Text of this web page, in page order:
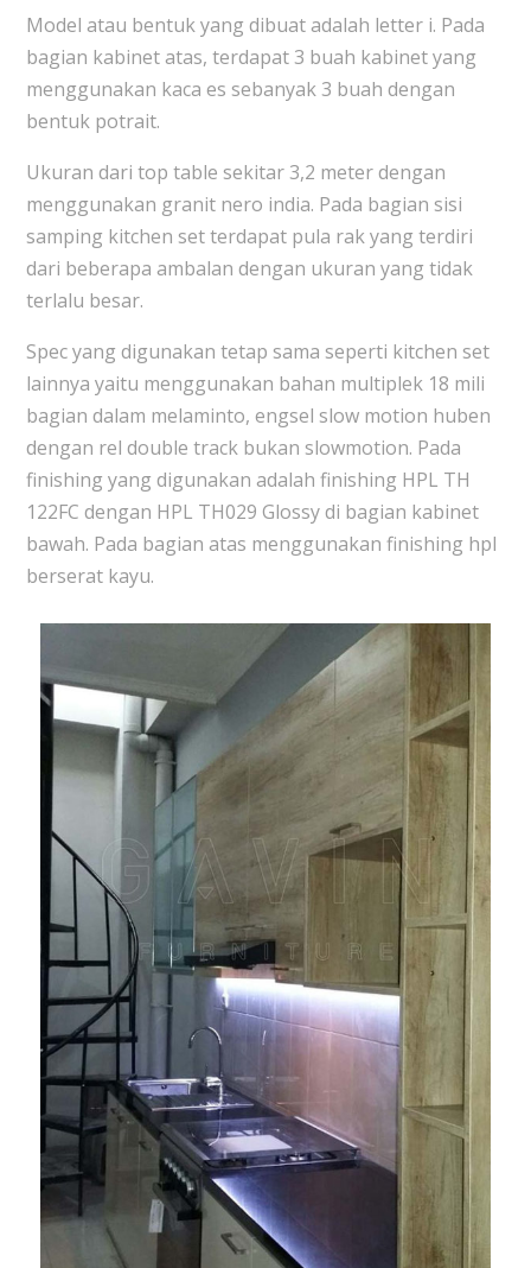
Model atau bentuk yang dibuat adalah letter i. Pada
bagian kabinet atas, terdapat 3 buah kabinet yang
menggunakan kaca es sebanyak 3 buah dengan
bentuk potrait.
Ukuran dari top table sekitar 3,2 meter dengan
menggunakan granit nero india. Pada bagian sisi
samping kitchen set terdapat pula rak yang terdiri
dari beberapa ambalan dengan ukuran yang tidak
terlalu besar.
Spec yang digunakan tetap sama seperti kitchen set
lainnya yaitu menggunakan bahan multiplek 18 mili
bagian dalam melaminto, engsel slow motion huben
dengan rel double track bukan slowmotion. Pada
finishing yang digunakan adalah finishing HPL TH
122FC dengan HPL TH029 Glossy di bagian kabinet
bawah. Pada bagian atas menggunakan finishing hpl
berserat kayu.